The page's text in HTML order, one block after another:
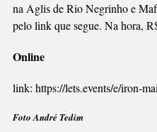
na Aglis de Rio Negrinho e
pelo link que segue. Na hora,
Online
link: https://lets.events/e/iron-
Foto André Tedim